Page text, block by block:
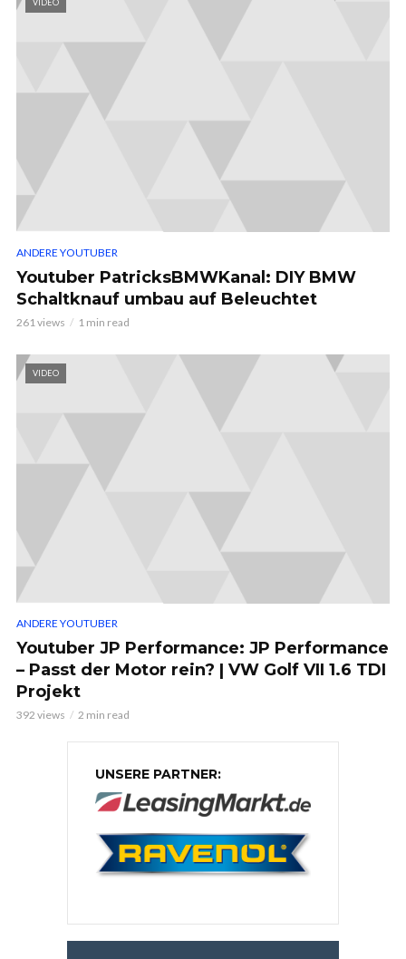
VIDEO
ANDERE YOUTUBER
Youtuber PatricksBMWKanal: DIY BMW
Schaltknauf umbau auf Beleuchtet
261 views 1 min read
VIDEO
ANDERE YOUTUBER
Youtuber JP Performance: JP Performance
– Passt der Motor rein? | VW Golf VII 1.6 TDI
Projekt
392 views 2 min read
UNSERE PARTNER: